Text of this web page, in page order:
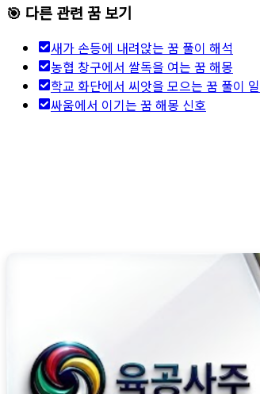
🎯 다른 관련 꿈 보기
새가 손등에 내려앉는 꿈 풀이 해석
농협 창구에서 쌀독을 여는 꿈 해몽
학교 화단에서 씨앗을 모으는 꿈 풀이
싸움에서 이기는 꿈 해몽 신호